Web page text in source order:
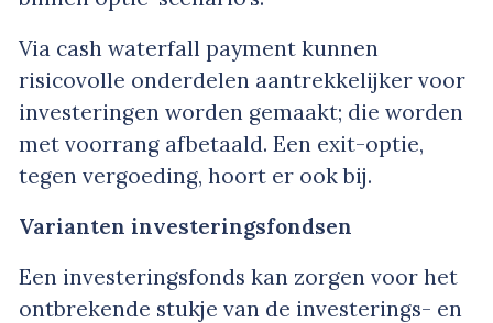
Via cash waterfall payment kunnen
risicovolle onderdelen aantrekkelijker voor
investeringen worden gemaakt; die worden
met voorrang afbetaald. Een exit-optie,
tegen vergoeding, hoort er ook bij.
Varianten investeringsfondsen
Een investeringsfonds kan zorgen voor het
ontbrekende stukje van de investerings- en